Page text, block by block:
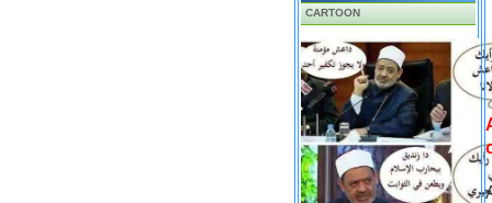
CARTOON